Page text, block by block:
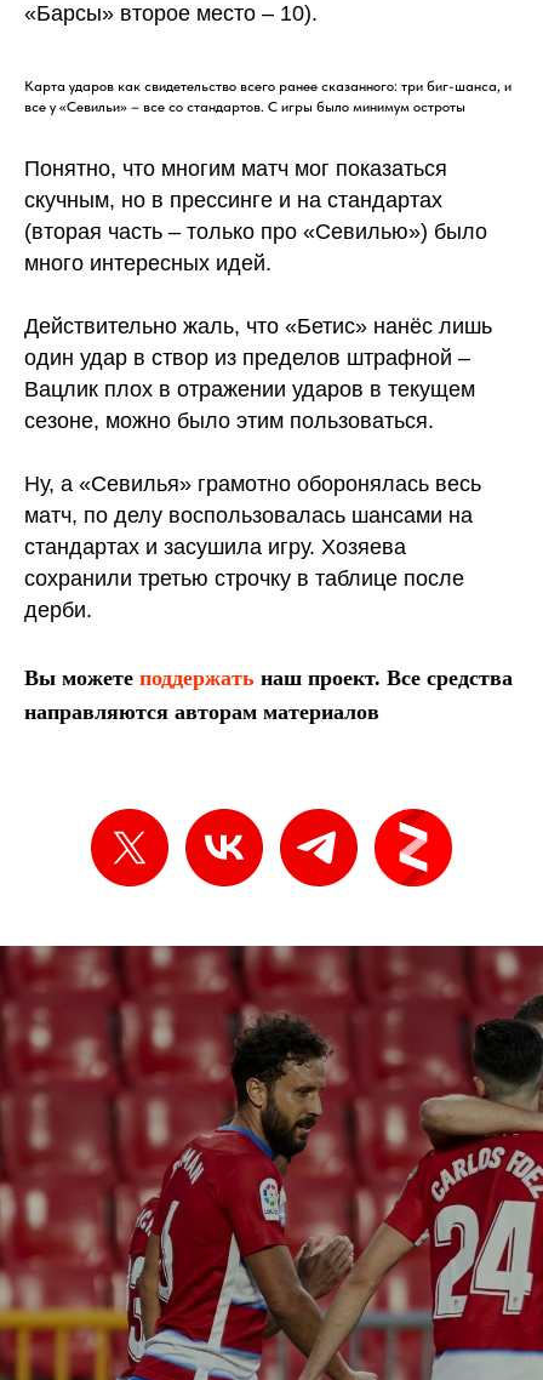
«Барсы» второе место – 10).
Карта ударов как свидетельство всего ранее сказанного: три биг-шанса, и
все у «Севильи» – все со стандартов. С игры было минимум остроты
Понятно, что многим матч мог показаться
скучным, но в прессинге и на стандартах
(вторая часть – только про «Севилью») было
много интересных идей.
Действительно жаль, что «Бетис» нанёс лишь
один удар в створ из пределов штрафной –
Вацлик плох в отражении ударов в текущем
сезоне, можно было этим пользоваться.
Ну, а «Севилья» грамотно оборонялась весь
матч, по делу воспользовалась шансами на
стандартах и засушила игру. Хозяева
сохранили третью строчку в таблице после
дерби.
Вы можете поддержать наш проект. Все средства
направляются авторам материалов